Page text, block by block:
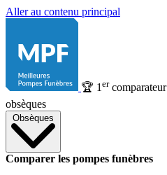
Aller au contenu principal
🏆 1 ercomparateur
obsèques
Obsèques
Comparer les pompes funèbres